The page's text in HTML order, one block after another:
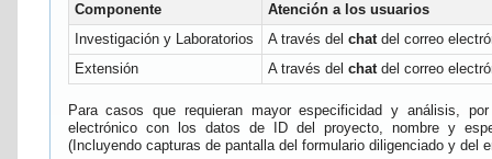
Componente
Atención a los usuarios
Investigación y Laboratorios
A través del chatdel correo
Extensión
A través del chatdel correo
Para casos que requieran mayor especificidad y análisis,
electrónico con los datos de ID del proyecto, nombre y
(Incluyendo capturas de pantalla del formulario diligenciado y del